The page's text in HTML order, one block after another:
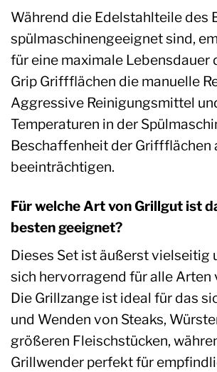
Während die Edelstahlteile des
spülmaschinengeeignet sind,
für eine maximale Lebensdauer
Grip Griffflächen die manuelle
Aggressive Reinigungsmittel
Temperaturen in der
Beschaffenheit der Griffflächen
beeinträchtigen.
Für welche Art von Grillgut ist
besten geeignet?
Dieses Set ist äußerst vielseitig
sich hervorragend für alle Arten
Die Grillzange ist ideal für das
und Wenden von Steaks,
größeren Fleischstücken,
Grillwender perfekt für